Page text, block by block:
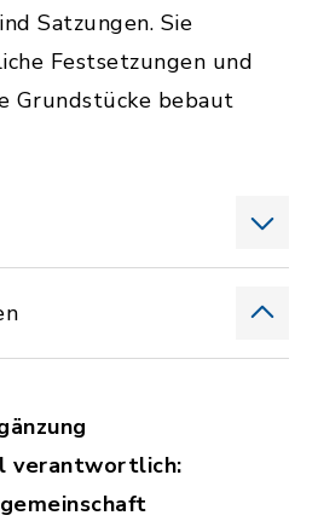
Satzungen. Sie
Festsetzungen und
Grundstücke bebaut
verantwortlich: